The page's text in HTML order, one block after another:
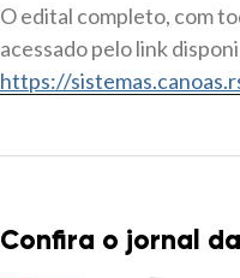
O edital completo, com
acessado pelo link
https://
Confira o jornal